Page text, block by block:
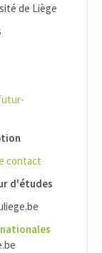
de Liège
contact
d'études